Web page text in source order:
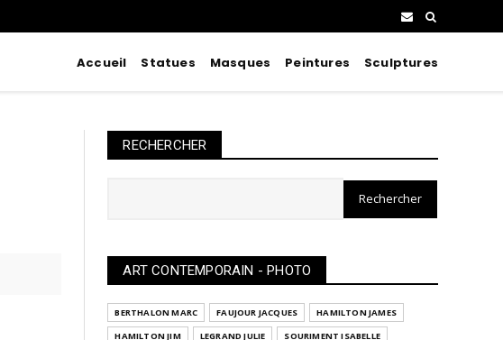
Accueil Statues Masques Peintures Sculptures
RECHERCHER
ART CONTEMPORAIN - PHOTO
BERTHALON MARC FAUJOUR JACQUES
HAMILTON JAMES
HAMILTON JIM
LEGRAND JULIE SOURIMENT ISABELLE